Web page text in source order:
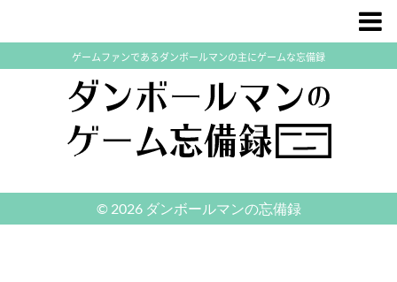
ゲームファンであるダンボールマンの主にゲームな忘備録
© 2026 ダンボールマンの忘備録